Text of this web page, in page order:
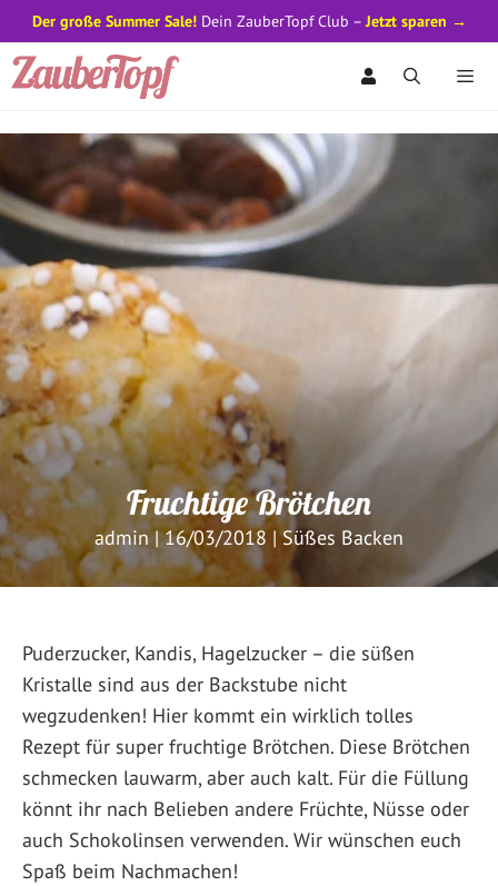
Zum
Inhalt
Fruchtige Brötchen
admin|16/03/2018 |Süßes Backen
Puderzucker, Kandis, Hagelzucker – die süßen
Kristalle sind aus der Backstube nicht
wegzudenken! Hier kommt ein wirklich tolles
Rezept für super fruchtige Brötchen. Diese Brötchen
schmecken lauwarm, aber auch kalt. Für die Füllung
könnt ihr nach Belieben andere Früchte, Nüsse oder
auch Schokolinsen verwenden. Wir wünschen euch
Spaß beim Nachmachen!
Der große Summer Sale!Dein ZauberTopf Club –Jetzt sparen →